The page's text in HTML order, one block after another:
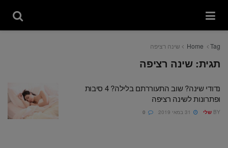
Home Tag שינה רציפה
תגית:שינה רציפה
נדודי שינה? שוב התעוררתם בלילה? 4 סיבות
ופתרונות לשינה רציפה
BY שלי